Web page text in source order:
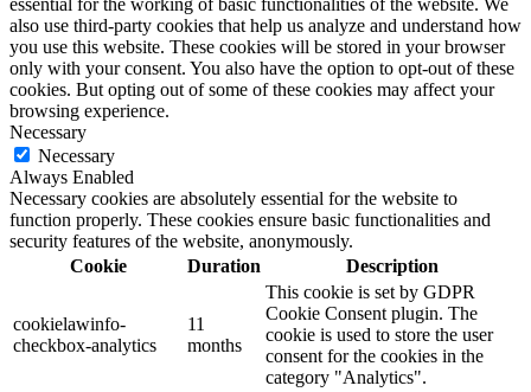
essential for the working of basic functionalities of the website. We
also use third-party cookies that help us analyze and understand how
you use this website. These cookies will be stored in your browser
only with your consent. You also have the option to opt-out of these
cookies. But opting out of some of these cookies may affect your
browsing experience.
Necessary
Necessary
Always Enabled
Necessary cookies are absolutely essential for the website to
function properly. These cookies ensure basic functionalities and
security features of the website, anonymously.
Cookie
Duration Description
cookielawinfo-
checkbox-analytics
11
months
This cookie is set by GDPR
Cookie Consent plugin. The
cookie is used to store the user
consent for the cookies in the
category "Analytics".